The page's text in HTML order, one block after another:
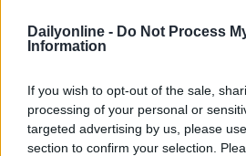
Dailyonline - Do Not Process
Information
If you wish to opt-out of the sale,
processing of your personal or
targeted advertising by us, please
section to confirm your selection.
coinvolgente".
PARTNERSHIP STAMPA E